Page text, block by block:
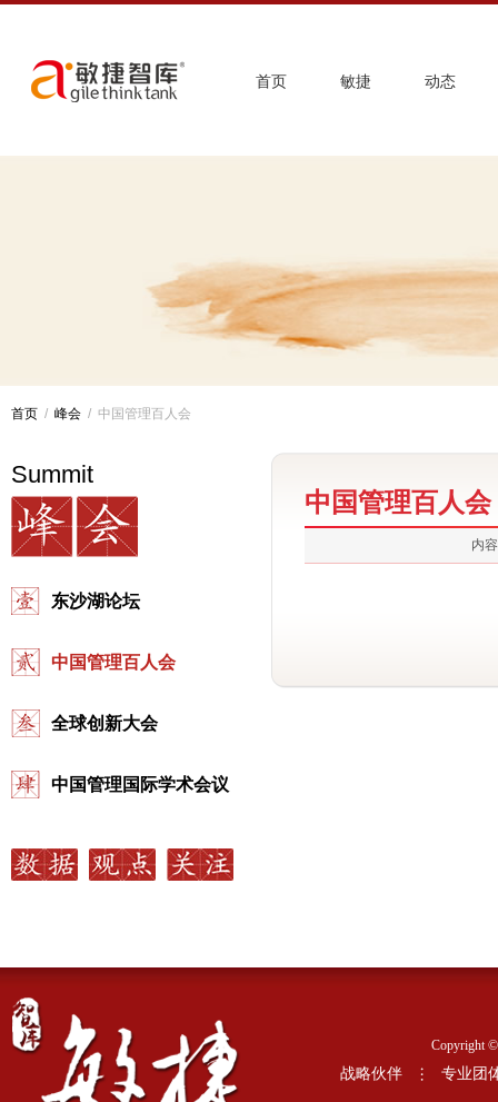
首页 敏捷 动态
首页 / 峰会 / 中国管理百人会
Summit
东沙湖论坛
中国管理百人会
全球创新大会
中国管理国际学术会议
中国管理百人会
内容
Copyright
战略伙伴 专业团